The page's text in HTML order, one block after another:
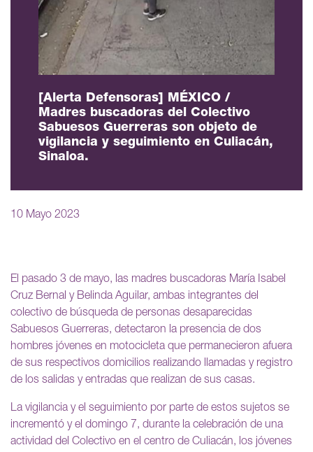
[Alerta Defensoras] MÉXICO /
Madres buscadoras del Colectivo
Sabuesos Guerreras son objeto de
vigilancia y seguimiento en Culiacán,
Sinaloa.
10 Mayo 2023
El pasado 3 de mayo, las madres buscadoras María Isabel
Cruz Bernal y Belinda Aguilar, ambas integrantes del
colectivo de búsqueda de personas desaparecidas
Sabuesos Guerreras, detectaron la presencia de dos
hombres jóvenes en motocicleta que permanecieron afuera
de sus respectivos domicilios realizando llamadas y registro
de los salidas y entradas que realizan de sus casas.
La vigilancia y el seguimiento por parte de estos sujetos se
incrementó y el domingo 7, durante la celebración de una
actividad del Colectivo en el centro de Culiacán, los jóvenes